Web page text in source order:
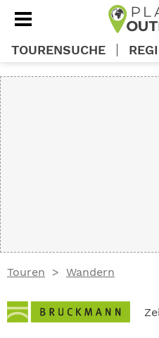
Touren Wandern
TOURENSUCHE
ABO